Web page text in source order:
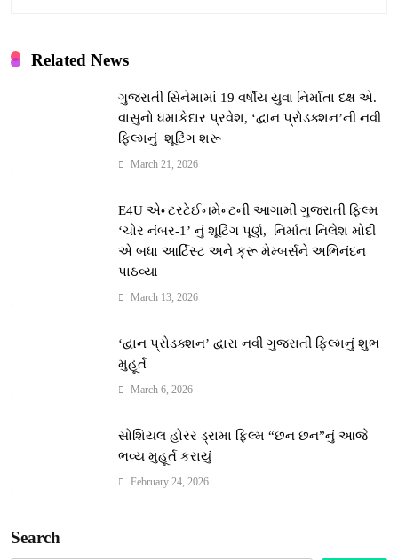
Related News
ગુજરાતી સિનેમામાં 19 વર્ષીય યુવા નિર્માતા દક્ષ એ.
વાસુનો ધમાકેદાર પ્રવેશ, ‘દ્વાન પ્રોડક્શન’ની નવી
ફિલ્મનું શૂટિંગ શરૂ
March 21, 2026
E4U એન્ટરટેઈનમેન્ટની આગામી ગુજરાતી ફિલ્મ
‘ચોર નંબર-1’ નું શૂટિંગ પૂર્ણ, નિર્માતા નિલેશ મોદી
એ બધા આર્ટિસ્ટ અને ક્રૂ મેમ્બર્સને અભિનંદન
પાઠવ્યા
March 13, 2026
‘દ્વાન પ્રોડક્શન’ દ્વારા નવી ગુજરાતી ફિલ્મનું શુભ
મુહૂર્ત
March 6, 2026
સોશિયલ હોરર ડ્રામા ફિલ્મ “છન છન”નું આજે
ભવ્ય મુહૂર્ત કરાયું
February 24, 2026
Search